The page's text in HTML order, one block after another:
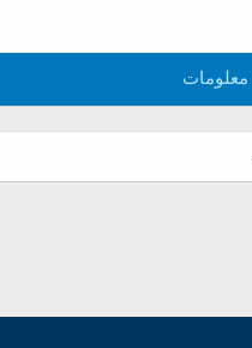
معلومات